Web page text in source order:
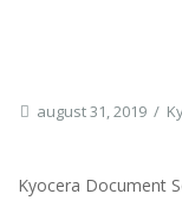
august 31, 2019
Kyocera Document